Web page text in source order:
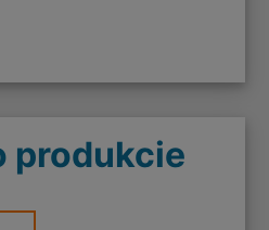
produkcie